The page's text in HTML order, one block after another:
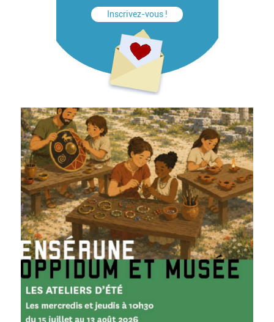
Inscrivez-vous !